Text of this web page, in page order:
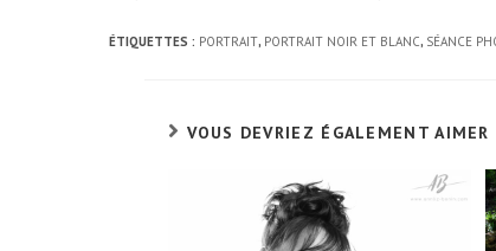
ÉTIQUETTES : PORTRAIT, PORTRAIT NOIR ET BLANC, SÉANCE
VOUS DEVRIEZ ÉGALEMENT AIMER